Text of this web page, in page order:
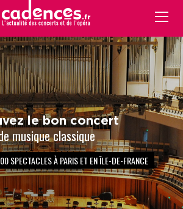
le bon concert
musique classique
SPECTACLES À PARIS ET EN ÎLE-DE-FRANCE